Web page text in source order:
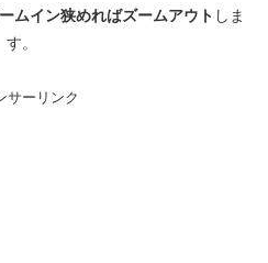
ムイン狭めればズームアウト しま
す。
サーリンク